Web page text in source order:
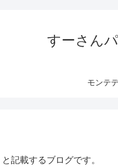
すーさん
モンテ
記載するブログです。